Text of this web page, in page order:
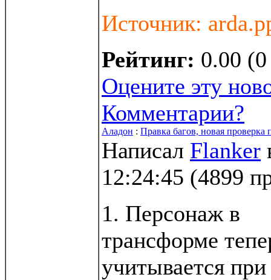
Источник:
Рейтинг: 0.00
Оцените эту
Комментарии?
Аладон : Правка багов, новая
Написал Flanker
12:24:45 (4899
1. Персонаж в
трансформе
учитывается